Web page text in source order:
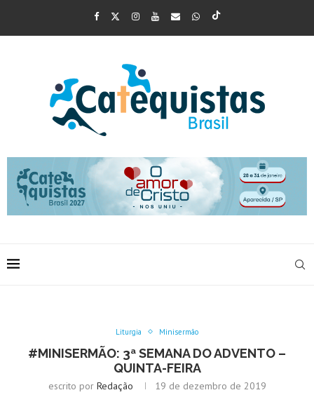
Liturgia Minisermão
#MINISERMÃO: 3ª SEMANA DO ADVENTO –
QUINTA-FEIRA
escrito por Redação 19 de dezembro de 2019